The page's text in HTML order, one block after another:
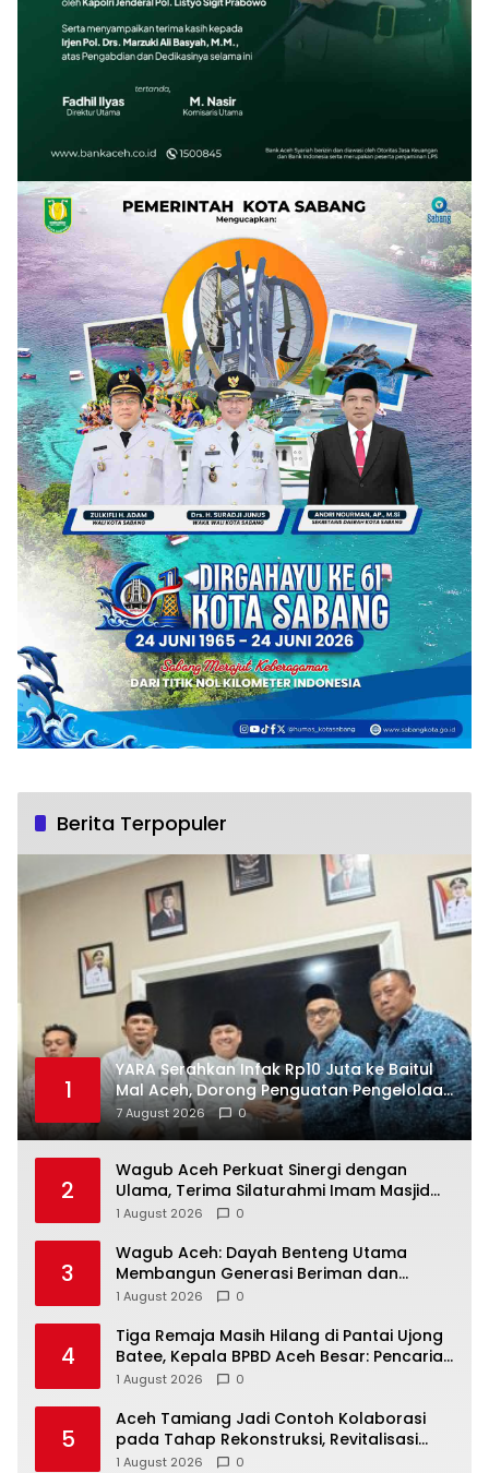
Berita Terpopuler
1
YARA Serahkan Infak Rp10 Juta ke Baitul
Mal Aceh, Dorong Penguatan Pengelolaan
ZIS yang Amanah
7 August 2026 0
2
Wagub Aceh Perkuat Sinergi dengan
Ulama, Terima Silaturahmi Imam Masjid
Raya Baiturrahman
1 August 2026 0
3
Wagub Aceh: Dayah Benteng Utama
Membangun Generasi Beriman dan
Berakhlak
1 August 2026 0
4
Tiga Remaja Masih Hilang di Pantai Ujong
Batee, Kepala BPBD Aceh Besar: Pencarian
Terus Dimaksimalkan
1 August 2026 0
5
Aceh Tamiang Jadi Contoh Kolaborasi
pada Tahap Rekonstruksi, Revitalisasi
Sekolah Dipercepat Libatkan Masyarakat
1 August 2026 0